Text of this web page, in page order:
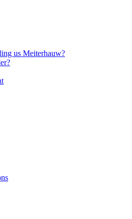
us Meiterhauw?